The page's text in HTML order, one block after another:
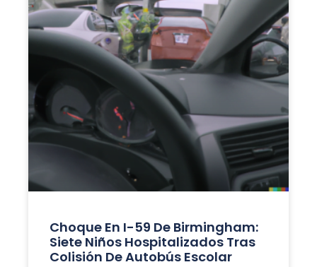
Choque En I-59 De Birmingham:
Siete Niños Hospitalizados Tras
Colisión De Autobús Escolar